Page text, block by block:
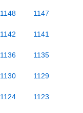
1148 1147
1142 1141
1136 1135
1130 1129
1124 1123